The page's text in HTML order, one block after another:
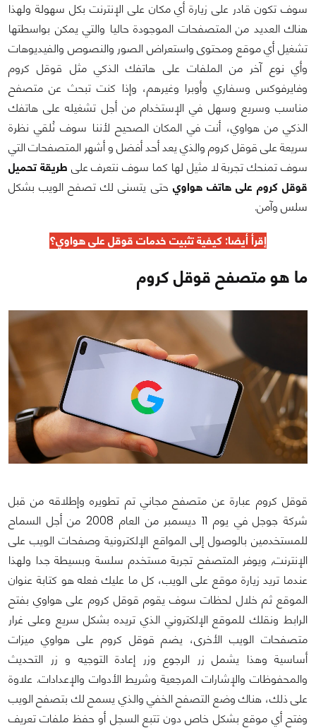
سوف تكون قادر على زيارة أي مكان على الإنترنت بكل سهولة ولهذا
هناك العديد من المتصفحات الموجودة حاليا والتي يمكن بواسطتها
تشغيل أي موقع ومحتوى واستعراض الصور والنصوص والفيديوهات
وأي نوع آخر من الملفات على هاتفك الذكي مثل قوقل كروم
وفايرفوكس وسفاري وأوبرا وغيرهم، وإذا كنت تبحث عن متصفح
مناسب وسريع وسهل في الإستخدام من أجل تشغيله على هاتفك
الذكي من هواوي، أنت في المكان الصحيح لأننا سوف نُلقي نظرة
سريعة على قوقل كروم والذي يعد أحد أفضل و أشهر المتصفحات التي
سوف تمنحك تجربة لا مثيل لها كما سوف نتعرف على طريقة تحميل
قوقل كروم على هاتف هواوي حتى يتسنى لك تصفح الويب بشكل
سلس وآمن.
إقرأ أيضا: كيفية تثبيت خدمات قوقل على هواوي؟
ما هو متصفح قوقل كروم
قوقل كروم عبارة عن متصفح مجاني تم تطويره وإطلاقه من قبل
شركة جوجل في يوم 11 ديسمبر من العام 2008 من أجل السماح
للمستخدمين بالوصول إلى المواقع الإلكترونية وصفحات الويب على
الإنترنت, ويوفر المتصفح تجربة مستخدم سلسة وبسيطة جدا ولهذا
عندما تريد زيارة موقع على الويب، كل ما عليك فعله هو كتابة عنوان
الموقع ثم خلال لحظات سوف يقوم قوقل كروم على هواوي بفتح
الرابط ونقلك للموقع الإلكتروني الذي تريده بشكل سريع وعلى غرار
متصفحات الويب الأخرى، يضم قوقل كروم على هواوي ميزات
أساسية وهذا يشمل زر الرجوع وزر إعادة التوجيه و زر التحديث
والمحفوظات والإشارات المرجعية وشريط الأدوات والإعدادات. علاوة
على ذلك، هناك وضع التصفح الخفي والذي يسمح لك بتصفح الويب
وفتح أي موقع بشكل خاص دون تتبع السجل أو حفظ ملفات تعريف